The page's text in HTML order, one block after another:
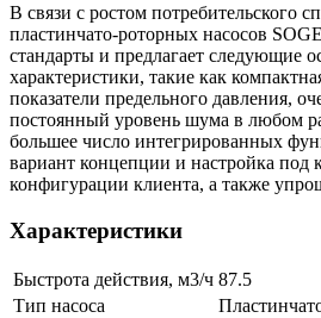
В связи с ростом потребительского
пластинчато-роторных насосов
стандарты и предлагает следующие
характеристики, такие как
показатели предельного давления,
постоянный уровень шума в любом
большее число интегрированных
вариант концепции и настройка под
конфигурации клиента, а также
Характеристики
Быстрота действия, м3/ч 87.5
Тип насоса